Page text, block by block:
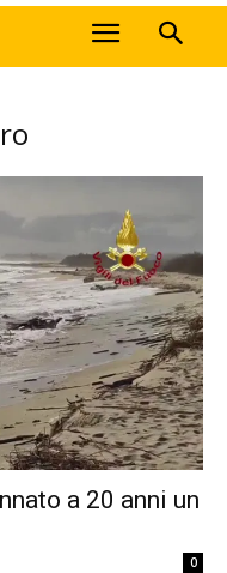
a 20 anni un
0